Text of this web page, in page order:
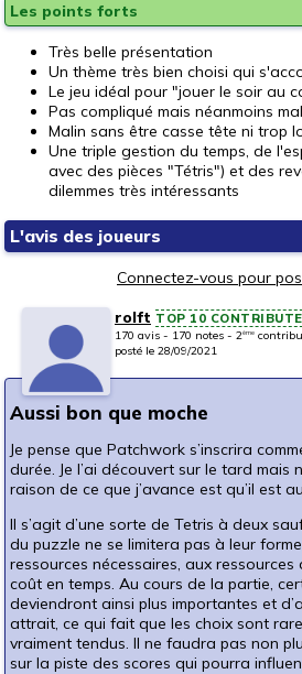
Les points forts
Très belle présentation
Un thème très bien choisi qui
Le jeu idéal pour "jouer le soir au
Pas compliqué mais néanmoins
Malin sans être casse tête ni trop
Une triple gestion du temps, de
avec des pièces "Tétris") et des
dilemmes très intéressants
L'avis des joueurs
Connectez-vous pour
rolft TOP 10
170 avis - 170 notes - 2ème
posté le 28/09/2021
Aussi bon que moche
Je pense que Patchwork s’inscrira
durée. Je l’ai découvert sur le tard mais
raison de ce que j’avance est qu’il est
Il s’agit d’une sorte de Tetris à deux
du puzzle ne se limitera pas à leur
ressources nécessaires, aux ressources
coût en temps. Au cours de la partie,
deviendront ainsi plus importantes et
attrait, ce qui fait que les choix sont
vraiment tendus. Il ne faudra pas non
sur la piste des scores qui pourra